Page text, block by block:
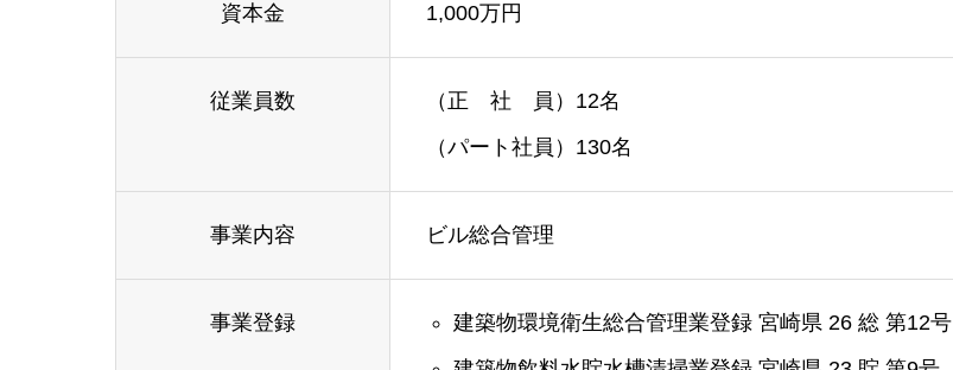
資本金 1,000万円
従業員数
（正 社 員）12名
（パート社員）130名
事業内容 ビル総合管理
事業登録
建築物環境衛生総合管理業登録 宮崎県 26 総 第12号